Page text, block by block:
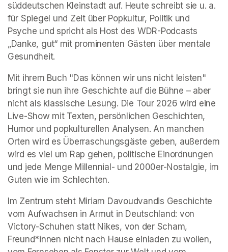
süddeutschen Kleinstadt auf. Heute schreibt sie u. a.
für Spiegel und Zeit über Popkultur, Politik und
Psyche und spricht als Host des WDR-Podcasts
„Danke, gut“ mit prominenten Gästen über mentale
Gesundheit.
Mit ihrem Buch "Das können wir uns nicht leisten"
bringt sie nun ihre Geschichte auf die Bühne – aber
nicht als klassische Lesung. Die Tour 2026 wird eine
Live-Show mit Texten, persönlichen Geschichten,
Humor und popkulturellen Analysen. An manchen
Orten wird es Überraschungsgäste geben, außerdem
wird es viel um Rap gehen, politische Einordnungen
und jede Menge Millennial- und 2000er-Nostalgie, im
Guten wie im Schlechten.
Im Zentrum steht Miriam Davoudvandis Geschichte
vom Aufwachsen in Armut in Deutschland: von
Victory-Schuhen statt Nikes, von der Scham,
Freund*innen nicht nach Hause einladen zu wollen,